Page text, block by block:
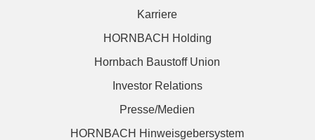
Karriere
HORNBACH Holding
Hornbach Baustoff Union
Investor Relations
Presse/Medien
HORNBACH Hinweisgebersystem